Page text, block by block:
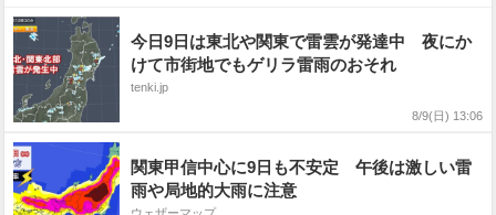
今日9日は東北や関東で雷雲が発達中 夜にか
けて市街地でもゲリラ雷雨のおそれ
tenki.jp
8/9(日) 13:06
関東甲信中心に9日も不安定 午後は激しい雷
雨や局地的大雨に注意